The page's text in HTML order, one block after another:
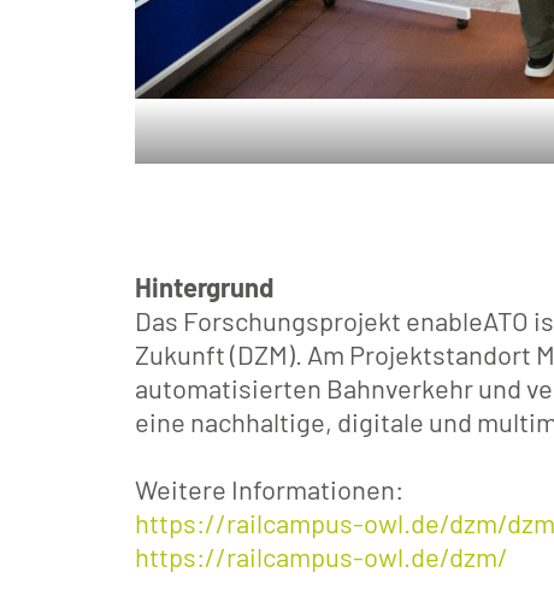
Hintergrund
Das Forschungsprojekt enableATO
Zukunft (DZM). Am Projektstandort
automatisierten Bahnverkehr und
eine nachhaltige, digitale und
Weitere Informationen:
https://railcampus-owl.de/dzm/
https://railcampus-owl.de/dzm/